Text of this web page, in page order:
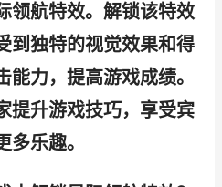
领航特效。解锁该特效
到独特的视觉效果和得
力，提高游戏成绩。
提升游戏技巧，享受宾
乐趣。